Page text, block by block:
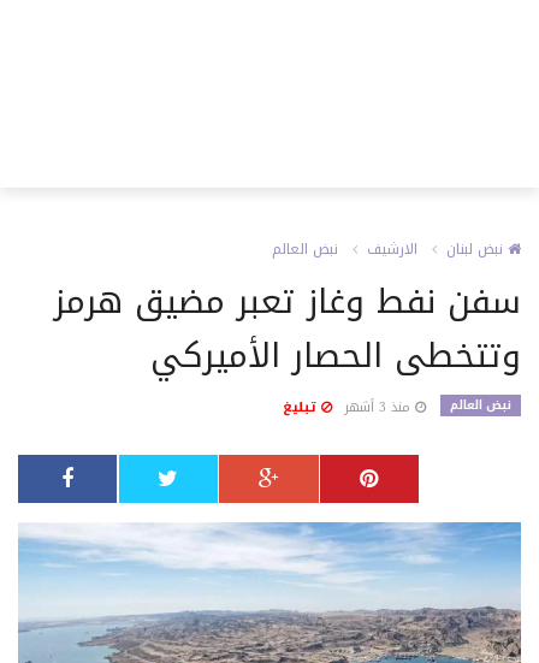
نبض لبنان الارشيف نبض العالم
سفن نفط وغاز تعبر مضيق هرمز
وتتخطى الحصار الأميركي
نبض العالم منذ 3 أشهر تبليغ